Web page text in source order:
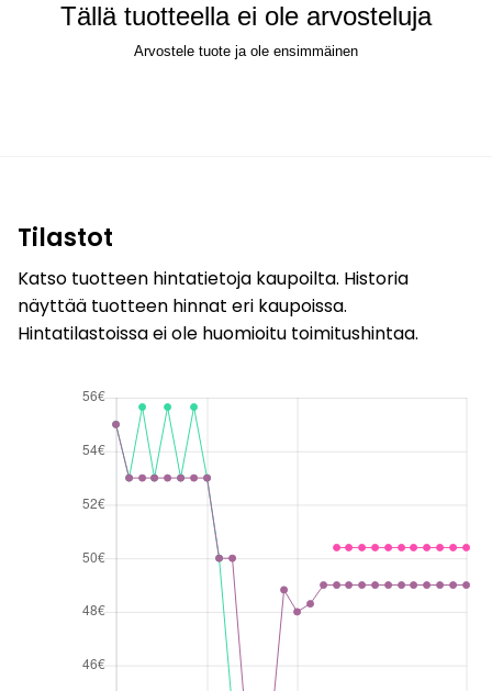
Tällä tuotteella ei ole arvosteluja
Arvostele tuote ja ole ensimmäinen
Tilastot
Katso tuotteen hintatietoja kaupoilta. Historia
näyttää tuotteen hinnat eri kaupoissa.
Hintatilastoissa ei ole huomioitu toimitushintaa.